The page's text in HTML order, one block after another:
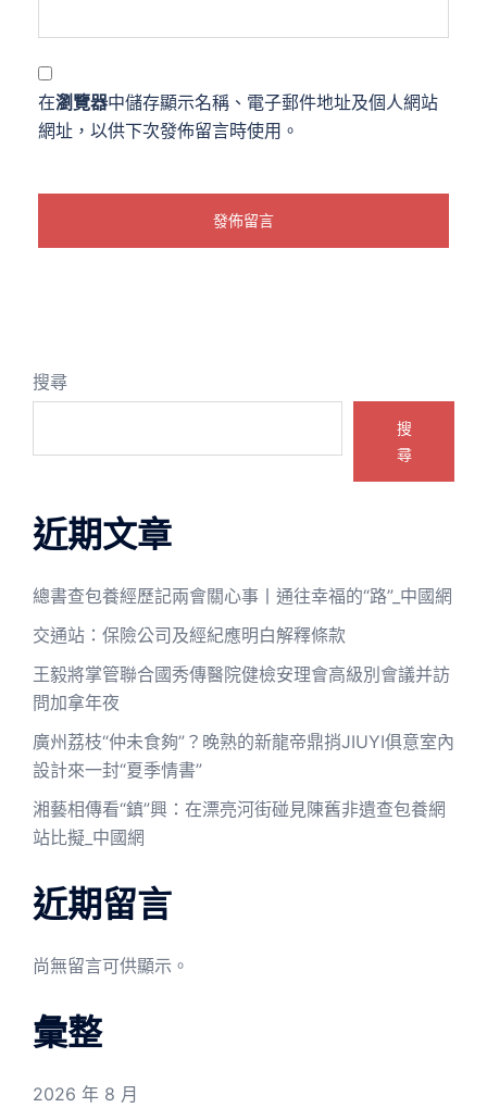
在瀏覽器中儲存顯示名稱、電子郵件地址及個人網站
網址，以供下次發佈留言時使用。
搜尋
搜
尋
近期文章
總書查包養經歷記兩會關心事丨通往幸福的“路”_中國網
交通站：保險公司及經紀應明白解釋條款
王毅將掌管聯合國秀傳醫院健檢安理會高級別會議并訪
問加拿年夜
廣州荔枝“仲未食夠”？晚熟的新龍帝鼎捎JIUYI俱意室內
設計來一封“夏季情書”
湘藝相傳看“鎮”興：在漂亮河街碰見陳舊非遺查包養網
站比擬_中國網
近期留言
尚無留言可供顯示。
彙整
2026 年 8 月